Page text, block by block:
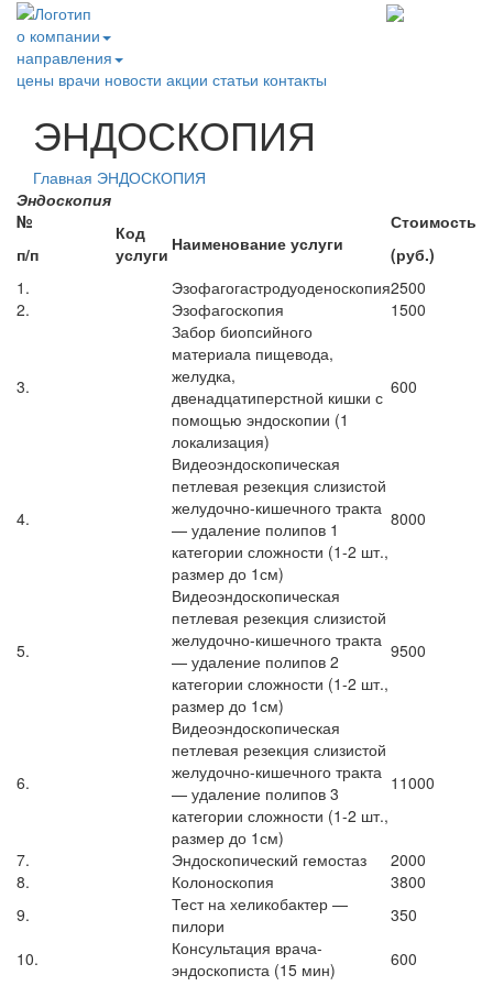
о компании
направления
цены врачи новости акции статьи контакты
ЭНДОСКОПИЯ
Главная ЭНДОСКОПИЯ
Эндоскопия
№
п/п
Код
услуги Наименование услуги
Стоимость
(руб.)
1.
Эзофагогастродуоденоскопия2500
2.
Эзофагоскопия 1500
3.
Забор биопсийного
материала пищевода,
желудка,
двенадцатиперстной кишки с
помощью эндоскопии (1
локализация)
600
4.
Видеоэндоскопическая
петлевая резекция слизистой
желудочно-кишечного тракта
— удаление полипов 1
категории сложности (1-2 шт.,
размер до 1см)
8000
5.
Видеоэндоскопическая
петлевая резекция слизистой
желудочно-кишечного тракта
— удаление полипов 2
категории сложности (1-2 шт.,
размер до 1см)
9500
6.
Видеоэндоскопическая
петлевая резекция слизистой
желудочно-кишечного тракта
— удаление полипов 3
категории сложности (1-2 шт.,
размер до 1см)
11000
7. Эндоскопический гемостаз
2000
8.
Колоноскопия
3800
9.
Тест на хеликобактер —
пилори
350
10.
Консультация врача-
эндоскописта (15 мин)
600